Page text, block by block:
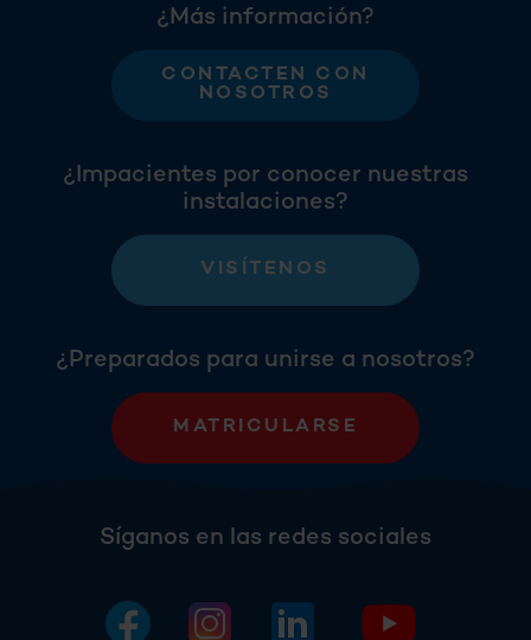
¿Más información?
CONTACTEN CON
NOSOTROS
¿Impacientes por conocer nuestras
instalaciones?
VISÍTENOS
¿Preparados para unirse a nosotros?
MATRICULARSE
Síganos en las redes sociales